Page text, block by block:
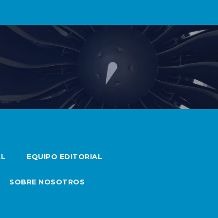
EQUIPO EDITORIAL
SOBRE NOSOTROS